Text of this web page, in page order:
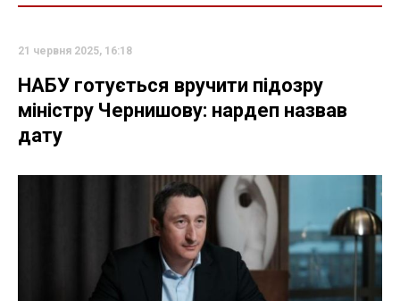
21 червня 2025, 16:18
НАБУ готується вручити підозру
міністру Чернишову: нардеп назвав
дату